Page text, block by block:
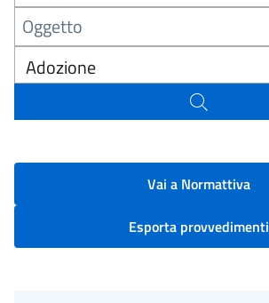
Vai a Normattiva
Esporta provvedimenti